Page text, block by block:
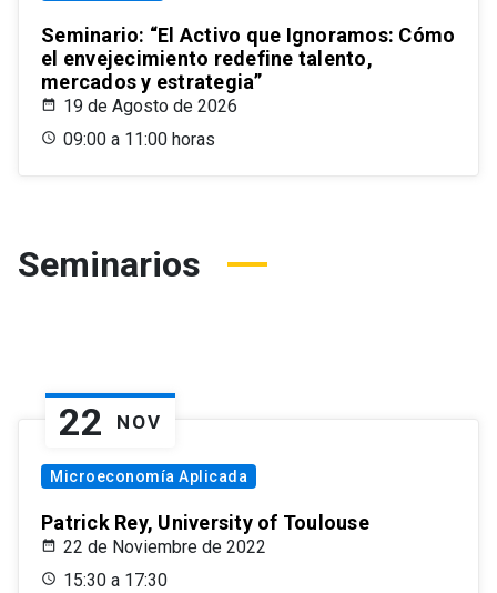
Seminario: “El Activo que Ignoramos: Cómo
el envejecimiento redefine talento,
mercados y estrategia”
19 de Agosto de 2026
09:00 a 11:00 horas
Seminarios
22 NOV
Microeconomía Aplicada
Patrick Rey, University of Toulouse
22 de Noviembre de 2022
15:30 a 17:30